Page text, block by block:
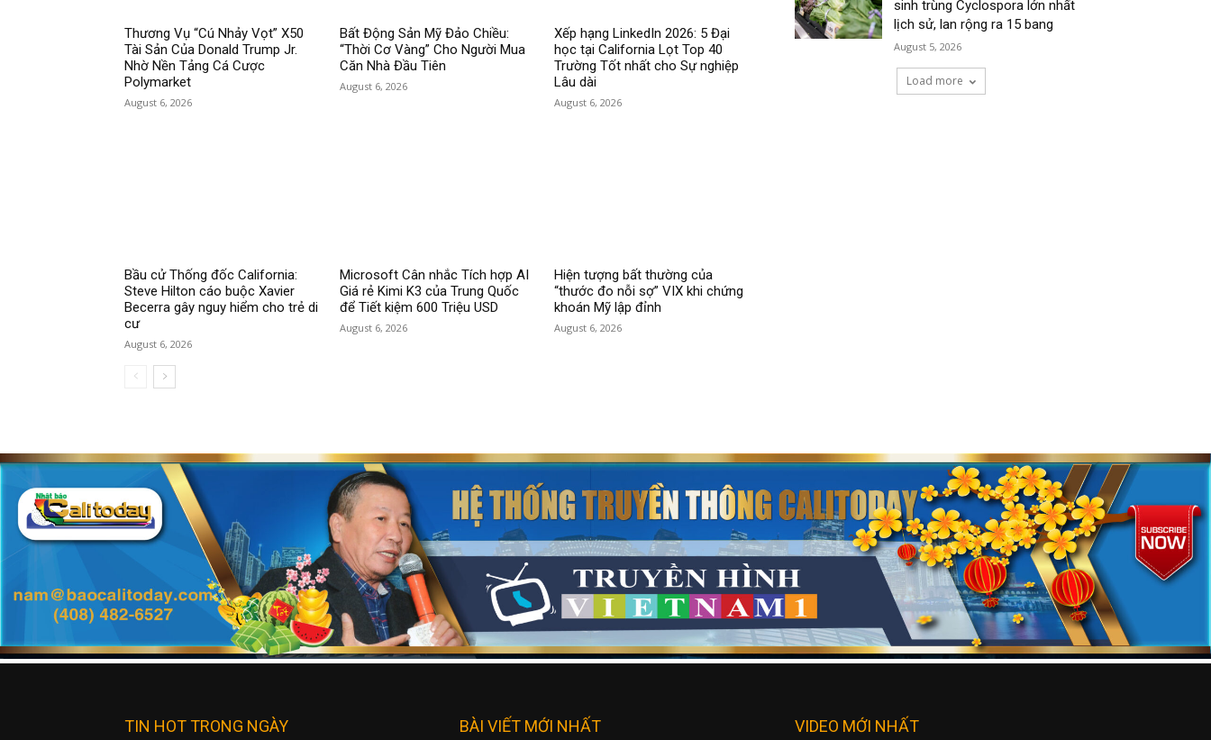
Thương Vụ “Cú Nhảy Vọt” X50
Tài Sản Của Donald Trump Jr.
Nhờ Nền Tảng Cá Cược
Polymarket
August 6, 2026
Bất Động Sản Mỹ Đảo Chiều:
“Thời Cơ Vàng” Cho Người Mua
Căn Nhà Đầu Tiên
August 6, 2026
Xếp hạng LinkedIn 2026: 5 Đại
học tại California Lọt Top 40
Trường Tốt nhất cho Sự nghiệp
Lâu dài
August 6, 2026
Bầu cử Thống đốc California:
Steve Hilton cáo buộc Xavier
Becerra gây nguy hiểm cho trẻ di
cư
August 6, 2026
Microsoft Cân nhắc Tích hợp AI
Giá rẻ Kimi K3 của Trung Quốc
để Tiết kiệm 600 Triệu USD
August 6, 2026
Hiện tượng bất thường của
“thước đo nỗi sợ” VIX khi chứng
khoán Mỹ lập đỉnh
August 6, 2026
sinh trùng Cyclospora lớn nhất
lịch sử, lan rộng ra 15 bang
August 5, 2026
Load more
TIN HOT TRONG NGÀY BÀI VIẾT MỚI NHẤT VIDEO MỚI NHẤT